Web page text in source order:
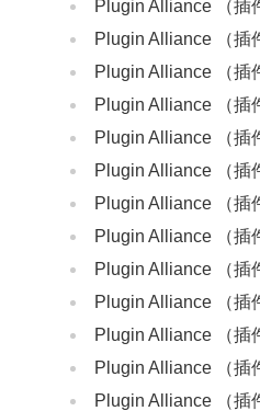
Audio
Plugin Alliance （插
Plugin Alliance （插
Hills
Plugin Alliance （插
Plugin Alliance （插
Plugin Alliance （插
衡器
Plugin Alliance （插
Plugin Alliance （插
Plugin Alliance （插
Plugin Alliance （插
果器
Plugin Alliance （插
修音
Plugin Alliance （插
Plugin Alliance （插
响镶边效果器Plugin Alliance （插